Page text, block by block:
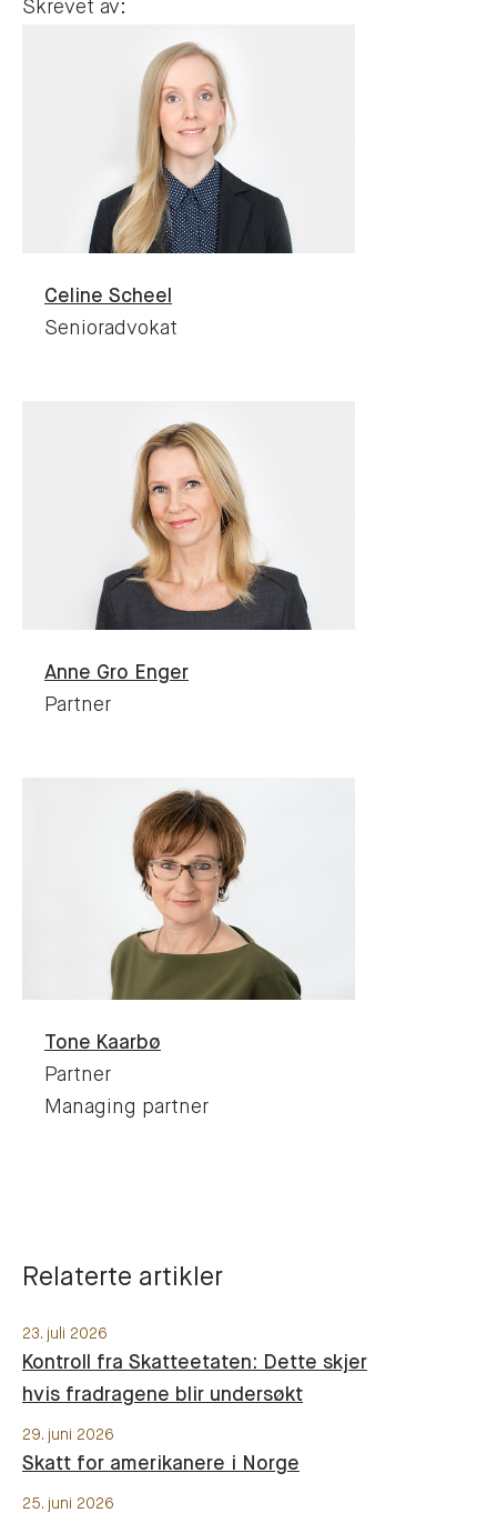
Skrevet av:
Celine Scheel
Senioradvokat
Anne Gro Enger
Partner
Tone Kaarbø
Partner
Managing partner
Relaterte artikler
23. juli 2026
Kontroll fra Skatteetaten: Dette skjer
hvis fradragene blir undersøkt
29. juni 2026
Skatt for amerikanere i Norge
25. juni 2026